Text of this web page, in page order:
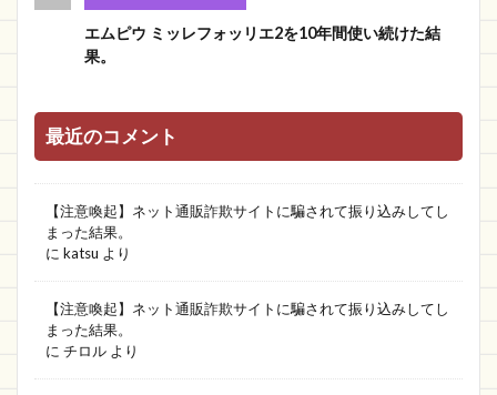
エムピウ ミッレフォッリエ2を10年間使い続けた結
果。
最近のコメント
【注意喚起】ネット通販詐欺サイトに騙されて振り込みしてし
まった結果。
に katsu より
【注意喚起】ネット通販詐欺サイトに騙されて振り込みしてし
まった結果。
に チロル より